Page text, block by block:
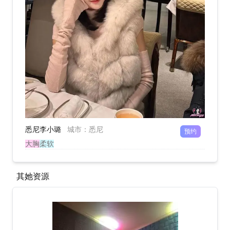
悉尼李小璐 城市 ： 悉尼 预约
大胸柔软
其她资源